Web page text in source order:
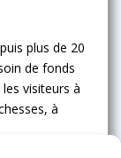
plus de 20
de fonds
visiteurs à
à